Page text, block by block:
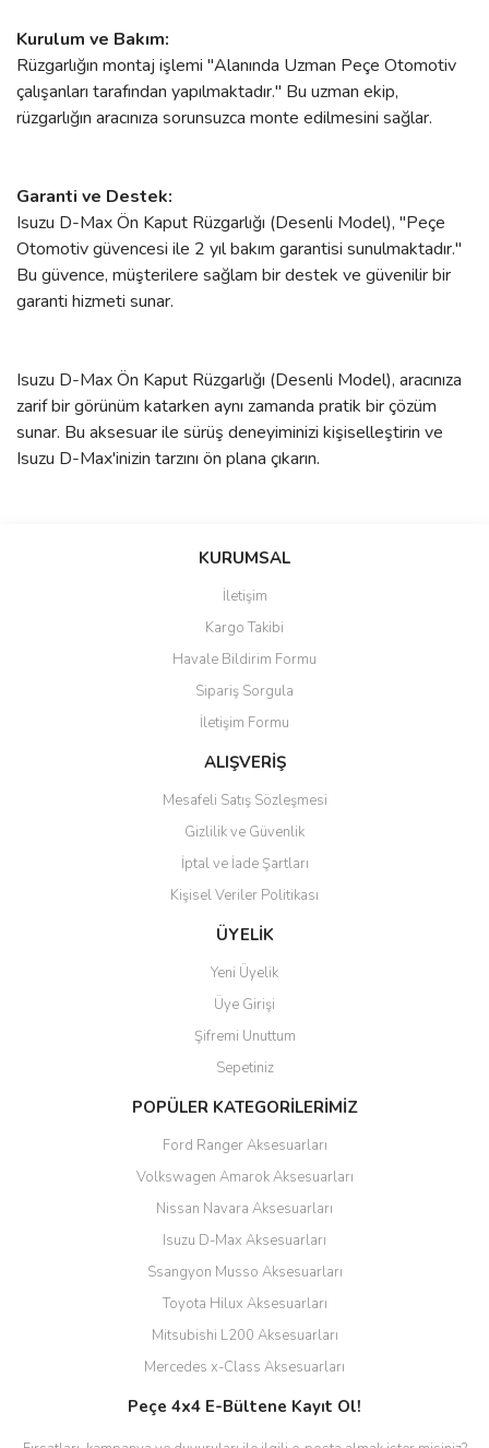
Kurulum ve Bakım:
Rüzgarlığın montaj işlemi "Alanında Uzman Peçe Otomotiv
çalışanları tarafından yapılmaktadır." Bu uzman ekip,
rüzgarlığın aracınıza sorunsuzca monte edilmesini sağlar.
Garanti ve Destek:
Isuzu D-Max Ön Kaput Rüzgarlığı (Desenli Model), "Peçe
Otomotiv güvencesi ile 2 yıl bakım garantisi sunulmaktadır."
Bu güvence, müşterilere sağlam bir destek ve güvenilir bir
garanti hizmeti sunar.
Isuzu D-Max Ön Kaput Rüzgarlığı (Desenli Model), aracınıza
zarif bir görünüm katarken aynı zamanda pratik bir çözüm
sunar. Bu aksesuar ile sürüş deneyiminizi kişiselleştirin ve
Isuzu D-Max'inizin tarzını ön plana çıkarın.
Bu ürüne ilk yorumu siz yapın!
Ürün resmi kalitesiz, bozuk veya görüntülenemiyor.
Ürün açıklamasında eksik bilgiler bulunuyor.
Ürün bilgilerinde hatalar bulunuyor.
Ürün fiyatı diğer sitelerden daha pahalı.
Bu ürüne benzer farklı alternatifler olmalı.
Gönder
KURUMSAL
İletişim
Kargo Takibi
Havale Bildirim Formu
Sipariş Sorgula
İletişim Formu
ALIŞVERİŞ
Mesafeli Satış Sözleşmesi
Gizlilik ve Güvenlik
İptal ve İade Şartları
Kişisel Veriler Politikası
ÜYELİK
Yeni Üyelik
Üye Girişi
Şifremi Unuttum
Sepetiniz
POPÜLER KATEGORİLERİMİZ
Ford Ranger Aksesuarları
Volkswagen Amarok Aksesuarları
Nissan Navara Aksesuarları
Isuzu D-Max Aksesuarları
Ssangyon Musso Aksesuarları
Toyota Hilux Aksesuarları
Mitsubishi L200 Aksesuarları
Mercedes x-Class Aksesuarları
Peçe 4x4 E-Bültene Kayıt Ol!